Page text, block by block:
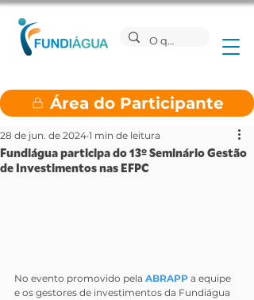
Área do Participante
Fundiágua participa do 13º Seminário Gestão
de Investimentos nas EFPC
28 de jun. de 2024 1 min de leitura
No evento promovido pela ABRAPP a equipe
e os gestores de investimentos da Fundiágua